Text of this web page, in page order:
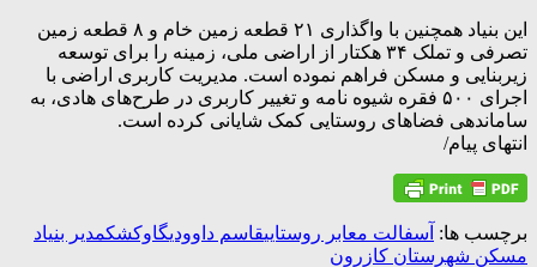
این بنیاد همچنین با واگذاری ۲۱ قطعه زمین خام و ۸ قطعه زمین
تصرفی و تملک ۳۴ هکتار از اراضی ملی، زمینه را برای توسعه
زیربنایی و مسکن فراهم نموده است. مدیریت کاربری اراضی با
اجرای ۵۰۰ فقره شیوه نامه و تغییر کاربری در طرح‌های هادی، به
ساماندهی فضاهای روستایی کمک شایانی کرده است.
انتهای پیام/
برچسب ها: آسفالت معابر روستاییقاسم داوودیگاوکشکمدیر بنیاد
مسکن شهرستان کازرون